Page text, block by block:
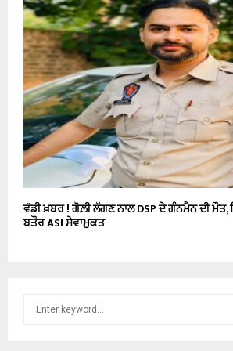
ਵੱਡੀ ਖ਼ਬਰ ! ਗੋਲ਼ੀ ਲੱਗਣ ਨਾਲ DSP ਦੇ ਗੰਨਮੈਨ ਦੀ ਮੌਤ,
ਬਤੌਰ ASI ਸੇਵਾਮੁਕਤ